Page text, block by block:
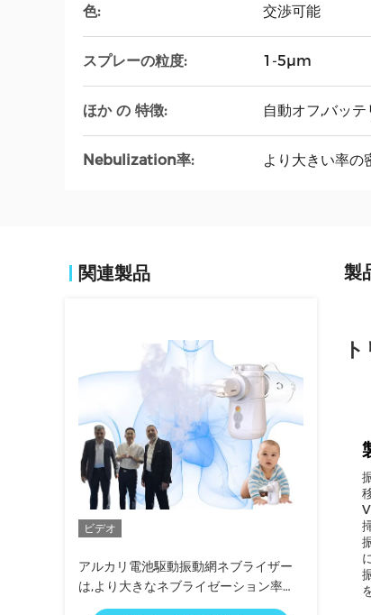
色: 交渉可能
スプレーの粒度: 1-5μm
ほか の 特徴: 自動オフ,バッ
Nebulization率: より大きい率の
関連製品
ビデオ
アルカリ電池駆動振動網ネブライザー
は,より大きなネブライゼーション率
IPx4 防水
製